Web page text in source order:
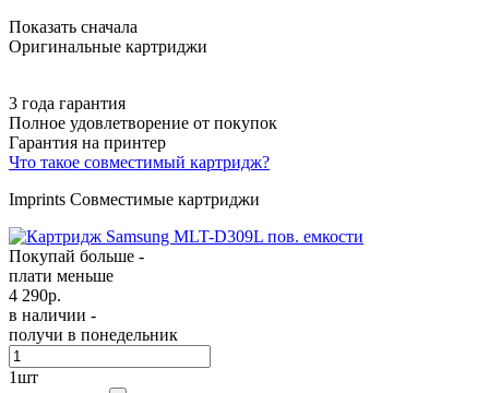
Показать сначала
Оригинальные картриджи
3 года гарантия
Полное удовлетворение от покупок
Гарантия на принтер
Что такое совместимый картридж?
Imprints Совместимые картриджи
Покупай больше -
плати меньше
4 290р.
в наличии -
получи в понедельник
1шт